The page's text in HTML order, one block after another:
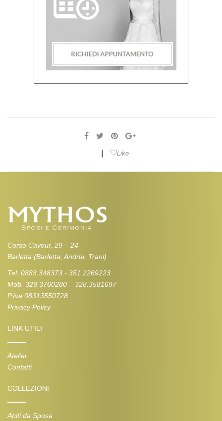
Like
Corso Cavour, 29 – 24
Barletta (Barletta, Andria, Trani)
Tel: 0883.348373 - 351.2269223
Mob. 329.3760280 – 328.3581697
P.Iva 08313550728
Privacy Policy
LINK UTILI
Atelier
Contatti
COLLEZIONI
Abiti da Sposa